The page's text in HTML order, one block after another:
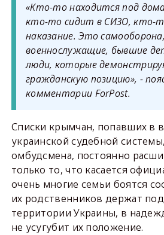
«Кто-то находится под
кто-то сидит в СИЗО, кто-
наказание. Это самооборона,
военнослужащие, бывшие
люди, которые
гражданскую позицию», -
комментарии ForPost.
Списки крымчан, попавших в
украинской судебной
омбудсмена, постоянно
только то, что касается
очень многие семьи боятся
их родственников держат
территории Украины, в
не усугубит их положение.